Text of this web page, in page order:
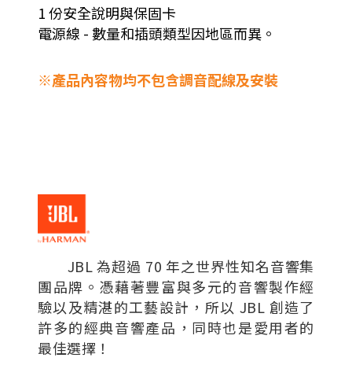
1 份安全說明與保固卡
電源線 - 數量和插頭類型因地區而異。
※產品內容物均不包含調音配線及安裝
JBL 為超過 70 年之世界性知名音響集
團品牌。憑藉著豐富與多元的音響製作經
驗以及精湛的工藝設計，所以 JBL 創造了
許多的經典音響產品，同時也是愛用者的
最佳選擇！